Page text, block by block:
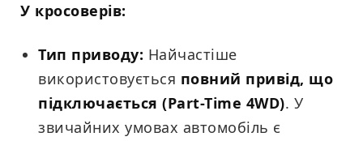
У кросоверів:
Тип приводу: Найчастіше
використовується повний привід, що
підключається (Part-Time 4WD). У
звичайних умовах автомобіль є